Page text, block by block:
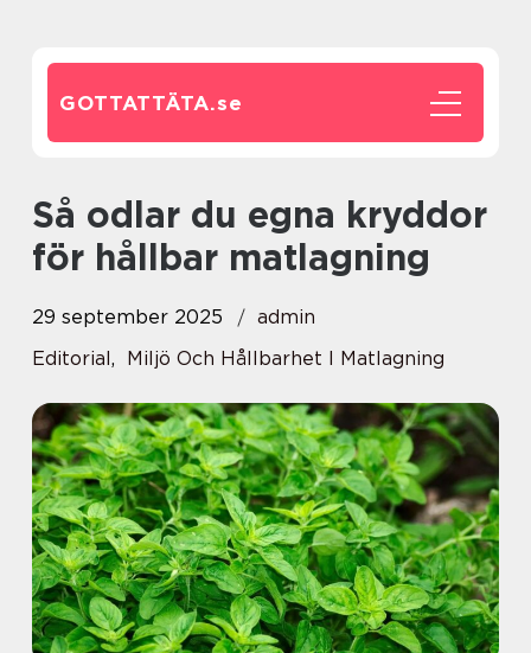
GOTTATTÄTA.se
Så odlar du egna kryddor
för hållbar matlagning
29 september 2025
admin
Editorial, Miljö Och Hållbarhet I Matlagning